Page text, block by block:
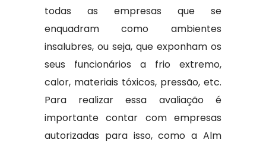
todas as empresas que se
enquadram como ambientes
insalubres, ou seja, que exponham os
seus funcionários a frio extremo,
calor, materiais tóxicos, pressão, etc.
Para realizar essa avaliação é
importante contar com empresas
autorizadas para isso, como a Alm